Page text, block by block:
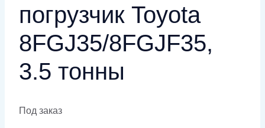
погрузчик Toyota
8FGJ35/8FGJF35,
3.5 тонны
Под заказ